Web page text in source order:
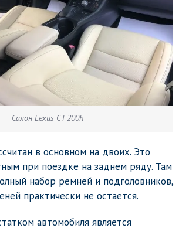
Салон Lexus CT 200h
в основном на двоих. Это
при поездке на заднем ряду. Там
набор ремней и подголовников,
практически не остается.
автомобиля является